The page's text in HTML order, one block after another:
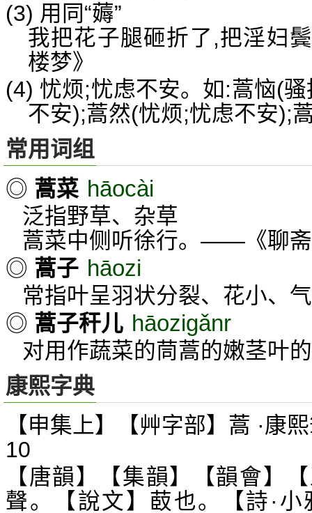
(3) 用同“薅”
我把花子腿砸折了,把淫妇
楼梦》
(4) 忧烦;忧虑不安。如:蒿恼(
不安);蒿然(忧烦;忧虑不安);
常用词组
◎ 蒿菜 hāocài
泛指野草、杂草
蒿菜中侧听徐行。——《聊斋
◎ 蒿子 hāozi
常指叶呈羽状分裂、花小、
◎ 蒿子秆儿 hāozigǎnr
对用作蔬菜的茼蒿的嫩茎叶
康熙字典
【申集上】【艸字部】蒿 ·康
10
【唐韻】【集韻】【韻會】
聲。【說文】菣也。【詩·